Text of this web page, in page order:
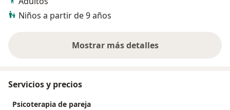
Niños a partir de 9 años
Mostrar más detalles
sobre la experiencia
Servicios y precios
Psicoterapia de pareja